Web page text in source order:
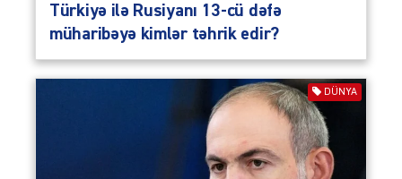
Türkiyə ilə Rusiyanı 13-cü dəfə
müharibəyə kimlər təhrik edir?
DÜNYA